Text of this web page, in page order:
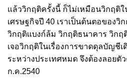
แล้ววิกฤติครั้งนี้ ก็ไม่เหมือนวิกฤติใ
เศรษฐกิจปี 40 เราเป็นต้นตอของวิ
วิกฤติแบงก์ล้ม วิกฤติธนาคาร วิกฤ
เจอวิกฤติในเรื่องการขาดดุลบัญชี
ระหว่างประเทศหมด จึงต้องลอยตั
ก.ค.2540